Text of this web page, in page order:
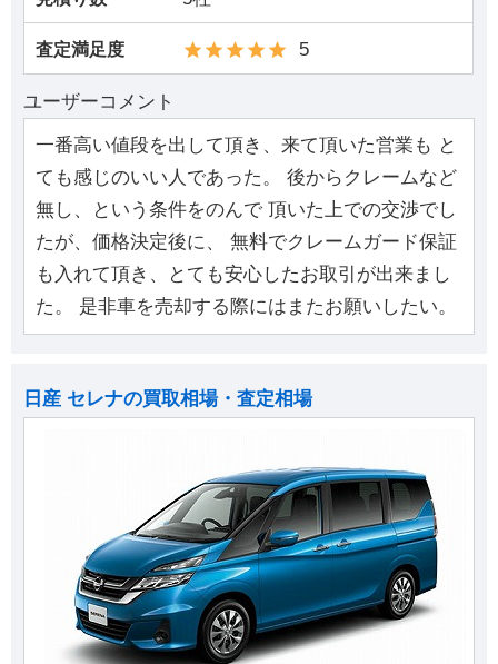
査定満足度 5
ユーザーコメント
一番高い値段を出して頂き、来て頂いた営業も と
ても感じのいい人であった。 後からクレームなど
無し、という条件をのんで 頂いた上での交渉でし
たが、価格決定後に、 無料でクレームガード保証
も入れて頂き、とても安心したお取引が出来まし
た。 是非車を売却する際にはまたお願いしたい。
日産 セレナの買取相場・査定相場